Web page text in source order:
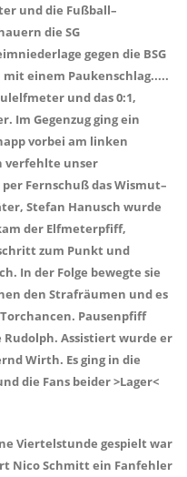
und die Fußball–
die SG
gegen die BSG
mit einem Paukenschlag.....
und das 0:1,
Im Gegenzug ging ein
vorbei am linken
verfehlte unser
Fernschuß das Wismut–
Stefan Hanusch wurde
der Elfmeterpfiff,
zum Punkt und
In der Folge bewegte sie
den Strafräumen und es
Pausenpfiff
Assistiert wurde er
Wirth. Es ging in die
die Fans beider >Lager<
Viertelstunde gespielt war
Nico Schmitt ein Fanfehler